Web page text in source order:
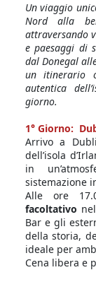
Un viaggio
Nord alla
attraversando
e paesaggi di
dal Donegal
un itinerario
autentica
giorno.
1° Giorno:
Arrivo a
dell’isola
in
sistemazione
Alle ore
facoltativo
Bar e gli
della storia,
ideale per
Cena libera e